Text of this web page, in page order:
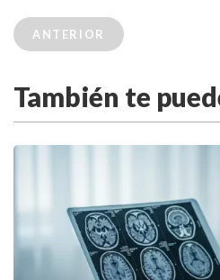
ANTERIOR
También te